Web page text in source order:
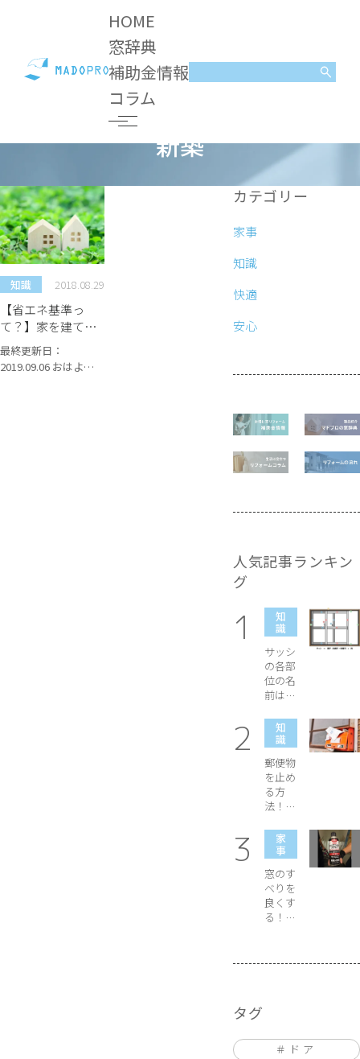
HOME
窓辞典
補助金情報
コラム
コラム 新築
新築
【省エネ基準っ
て？】家を建て
る、住宅を購入す
る際の注意点
知識 2018.08.29
最終更新日：
2019.09.06 おはよう
カテゴリー
家事
知識
快適
安心
人気記事ランキン
グ
サッシ
の各部
位の名
前は？
子の細
かい名
称をご
紹介
知
識
郵便物
を止め
る方
法！電
ールで
申し込
みは出
来る？
知
識
窓のす
べりを
良くす
る！魔
はコレ
家
事
タグ
ドア